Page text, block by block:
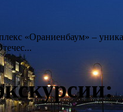
«Ораниенбаум» –